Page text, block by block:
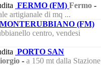
FERMO (FM) Fermo -
artigianale di mq ...
MONTERUBBIANO (FM)
centro, vendesi
PORTO SAN
- a 150 mt dalla Stazione